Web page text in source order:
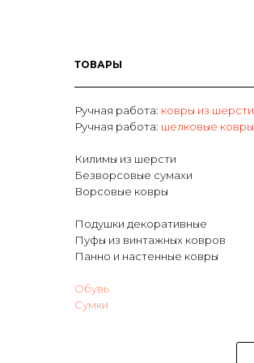
ТОВАРЫ
Ручная работа: ковры из шерсти
Ручная работа: шелковые ковры
Килимы из шерсти
Безворсовые сумахи
Ворсовые ковры
Подушки декоративные
Пуфы из винтажных ковров
Панно и настенные ковры
Обувь
Сумки